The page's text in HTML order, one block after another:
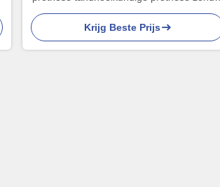
tanden ingesteld voor stabiliteit en functie
Krijg Beste Prijs